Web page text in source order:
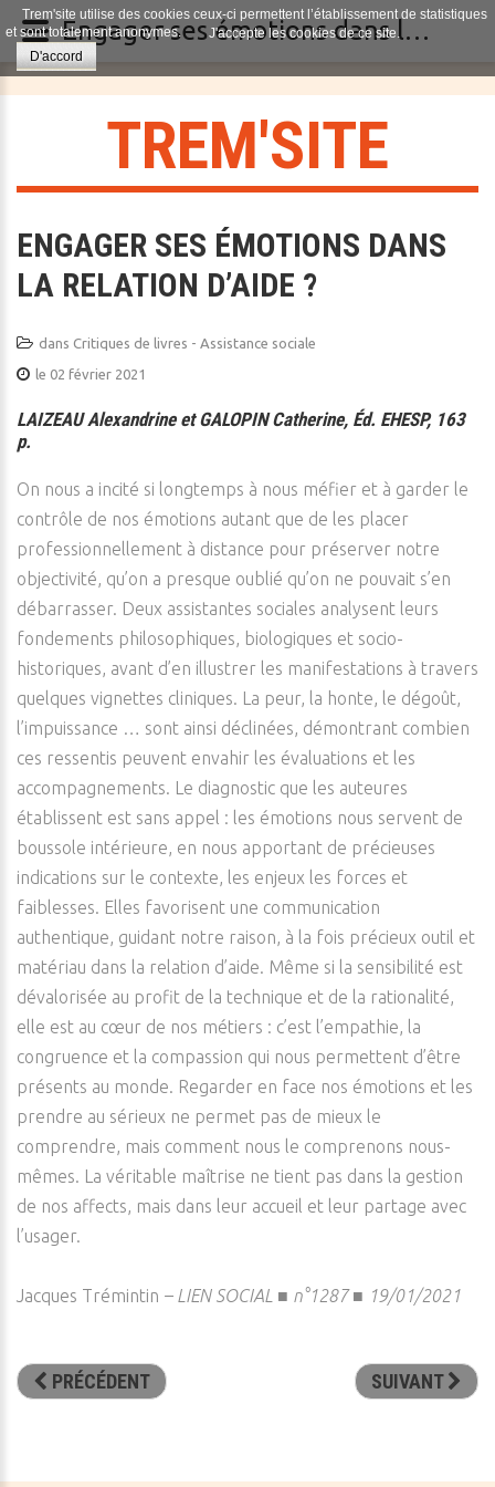
TREM'SITE
ENGAGER SES ÉMOTIONS DANS
LA RELATION D’AIDE ?
dans Critiques de livres - Assistance sociale
le 02 février 2021
LAIZEAU Alexandrine et GALOPIN Catherine, Éd. EHESP, 163
p.
On nous a incité si longtemps à nous méfier et à garder le
contrôle de nos émotions autant que de les placer
professionnellement à distance pour préserver notre
objectivité, qu’on a presque oublié qu’on ne pouvait s’en
débarrasser. Deux assistantes sociales analysent leurs
fondements philosophiques, biologiques et socio-
historiques, avant d’en illustrer les manifestations à travers
quelques vignettes cliniques. La peur, la honte, le dégoût,
l’impuissance … sont ainsi déclinées, démontrant combien
ces ressentis peuvent envahir les évaluations et les
accompagnements. Le diagnostic que les auteures
établissent est sans appel : les émotions nous servent de
boussole intérieure, en nous apportant de précieuses
indications sur le contexte, les enjeux les forces et
faiblesses. Elles favorisent une communication
authentique, guidant notre raison, à la fois précieux outil et
matériau dans la relation d’aide. Même si la sensibilité est
dévalorisée au profit de la technique et de la rationalité,
elle est au cœur de nos métiers : c’est l’empathie, la
congruence et la compassion qui nous permettent d’être
présents au monde. Regarder en face nos émotions et les
prendre au sérieux ne permet pas de mieux le
comprendre, mais comment nous le comprenons nous-
mêmes. La véritable maîtrise ne tient pas dans la gestion
de nos affects, mais dans leur accueil et leur partage avec
l’usager.
Jacques Trémintin – LIEN SOCIAL ■ n°1287 ■ 19/01/2021
PRÉCÉDENT SUIVANT
Trem'site utilise des cookies ceux-ci permettent l’établissement de statistiques
et sont totalement anonymes.
J'accepte les cookies de ce site.
D'accord
Engager ses émotions dans la relation d’aide ?